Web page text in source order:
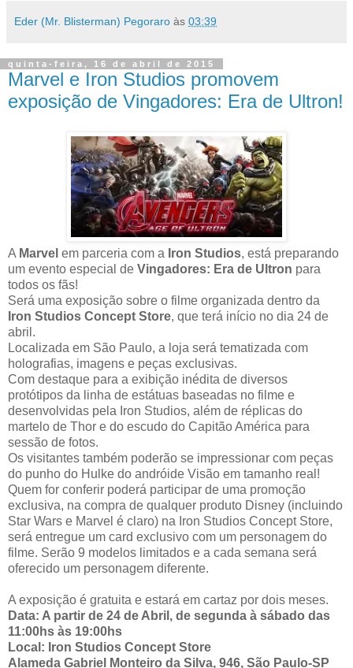
Eder (Mr. Blisterman) Pegoraro às 03:39
quinta-feira, 16 de abril de 2015
Marvel e Iron Studios promovem
exposição de Vingadores: Era de Ultron!
A Marvel em parceria com a Iron Studios, está preparando
um evento especial de Vingadores: Era de Ultron para
todos os fãs!
Será uma exposição sobre o filme organizada dentro da
Iron Studios Concept Store, que terá início no dia 24 de
abril.
Localizada em São Paulo, a loja será tematizada com
holografias, imagens e peças exclusivas.
Com destaque para a exibição inédita de diversos
protótipos da linha de estátuas baseadas no filme e
desenvolvidas pela Iron Studios, além de réplicas do
martelo de Thor e do escudo do Capitão América para
sessão de fotos.
Os visitantes também poderão se impressionar com peças
do punho do Hulke do andróide Visão em tamanho real!
Quem for conferir poderá participar de uma promoção
exclusiva, na compra de qualquer produto Disney (incluindo
Star Wars e Marvel é claro) na Iron Studios Concept Store,
será entregue um card exclusivo com um personagem do
filme. Serão 9 modelos limitados e a cada semana será
oferecido um personagem diferente.
A exposição é gratuita e estará em cartaz por dois meses.
Data: A partir de 24 de Abril, de segunda à sábado das
11:00hs às 19:00hs
Local: Iron Studios Concept Store
Alameda Gabriel Monteiro da Silva, 946, São Paulo-SP